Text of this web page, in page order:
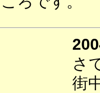
さ
街